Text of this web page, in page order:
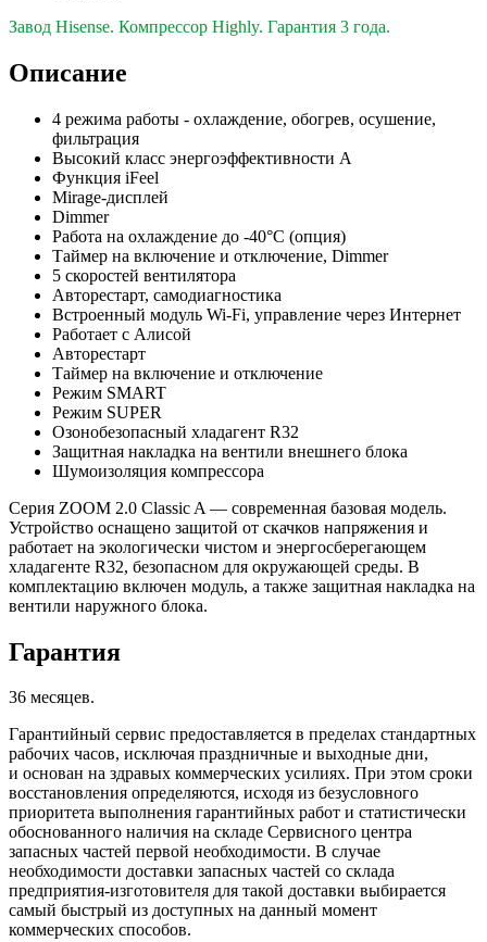
Завод Hisense. Компрессор Highly. Гарантия 3 года.
Описание
4 режима работы - охлаждение, обогрев, осушение,
фильтрация
Высокий класс энергоэффективности А
Функция iFeel
Mirage-дисплей
Dimmer
Работа на охлаждение до -40°С (опция)
Таймер на включение и отключение, Dimmer
5 скоростей вентилятора
Авторестарт, самодиагностика
Встроенный модуль Wi-Fi, управление через Интернет
Работает с Алисой
Авторестарт
Таймер на включение и отключение
Режим SMART
Режим SUPER
Озонобезопасный хладагент R32
Защитная накладка на вентили внешнего блока
Шумоизоляция компрессора
Серия ZOOM 2.0 Classic A — современная базовая модель.
Устройство оснащено защитой от скачков напряжения и
работает на экологически чистом и энергосберегающем
хладагенте R32, безопасном для окружающей среды. В
комплектацию включен модуль, а также защитная накладка на
вентили наружного блока.
Гарантия
36 месяцев.
Гарантийный сервис предоставляется в пределах стандартных
рабочих часов, исключая праздничные и выходные дни,
и основан на здравых коммерческих усилиях. При этом сроки
восстановления определяются, исходя из безусловного
приоритета выполнения гарантийных работ и статистически
обоснованного наличия на складе Сервисного центра
запасных частей первой необходимости. В случае
необходимости доставки запасных частей со склада
предприятия-изготовителя для такой доставки выбирается
самый быстрый из доступных на данный момент
коммерческих способов.